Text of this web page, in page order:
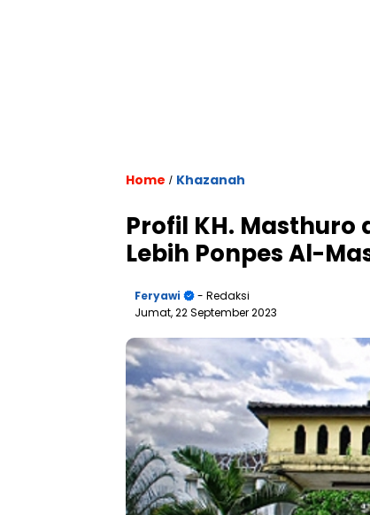
Home / Khazanah
Profil KH.
Lebih Ponpes Al-
Feryawi
- Redaksi
Jumat, 22 September 2023